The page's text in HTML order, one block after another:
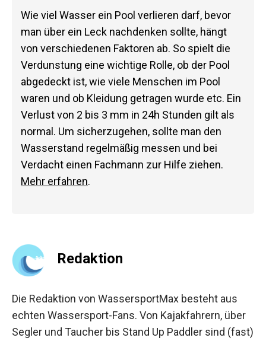
Wie viel Wasser ein Pool verlieren darf, bevor
man über ein Leck nachdenken sollte, hängt
von verschiedenen Faktoren ab. So spielt die
Verdunstung eine wichtige Rolle, ob der Pool
abgedeckt ist, wie viele Menschen im Pool
waren und ob Kleidung getragen wurde etc. Ein
Verlust von 2 bis 3 mm in 24h Stunden gilt als
normal. Um sicherzugehen, sollte man den
Wasserstand regelmäßig messen und bei
Verdacht einen Fachmann zur Hilfe ziehen.
Mehr erfahren.
Redaktion
Die Redaktion von WassersportMax besteht aus
echten Wassersport-Fans. Von Kajakfahrern, über
Segler und Taucher bis Stand Up Paddler sind (fast)